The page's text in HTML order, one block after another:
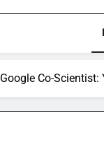
Google Co-Scientist: